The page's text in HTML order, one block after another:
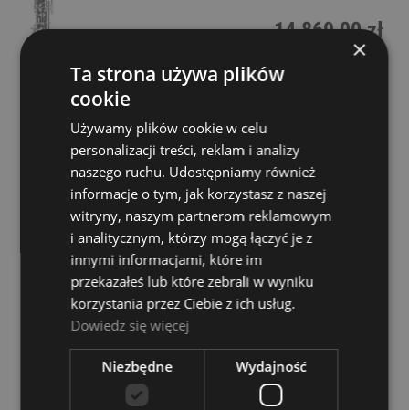
14 869,00 zł
POWIADOM O DOSTĘPNOŚCI
Obój - Yamaha YOB 432
17 499,00 zł
×
Ta strona używa plików
cookie
Używamy plików cookie w celu
personalizacji treści, reklam i analizy
naszego ruchu. Udostępniamy również
informacje o tym, jak korzystasz z naszej
witryny, naszym partnerom reklamowym
i analitycznym, którzy mogą łączyć je z
innymi informacjami, które im
przekazałeś lub które zebrali w wyniku
korzystania przez Ciebie z ich usług.
Dowiedz się więcej
Niezbędne Wydajność